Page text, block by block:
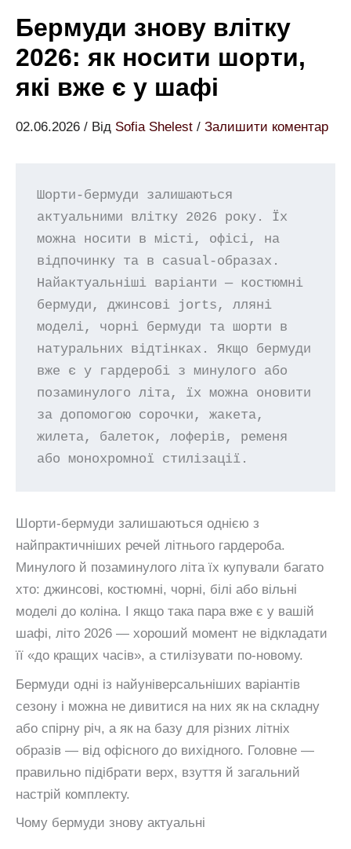
Бермуди знову влітку
2026: як носити шорти,
які вже є у шафі
02.06.2026 / Від Sofia Shelest / Залишити коментар
Шорти-бермуди залишаються
актуальними влітку 2026 року. Їх
можна носити в місті, офісі, на
відпочинку та в casual-образах.
Найактуальніші варіанти — костюмні
бермуди, джинсові jorts, лляні
моделі, чорні бермуди та шорти в
натуральних відтінках. Якщо бермуди
вже є у гардеробі з минулого або
позаминулого літа, їх можна оновити
за допомогою сорочки, жакета,
жилета, балеток, лоферів, ременя
або монохромної стилізації.
Шорти-бермуди залишаються однією з
найпрактичніших речей літнього гардероба.
Минулого й позаминулого літа їх купували багато
хто: джинсові, костюмні, чорні, білі або вільні
моделі до коліна. І якщо така пара вже є у вашій
шафі, літо 2026 — хороший момент не відкладати
її «до кращих часів», а стилізувати по-новому.
Бермуди одні із найуніверсальніших варіантів
сезону і можна не дивитися на них як на складну
або спірну річ, а як на базу для різних літніх
образів — від офісного до вихідного. Головне —
правильно підібрати верх, взуття й загальний
настрій комплекту.
Чому бермуди знову актуальні